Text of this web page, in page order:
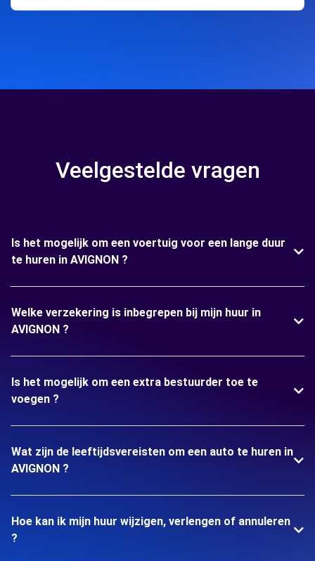
Veelgestelde vragen
Is het mogelijk om een voertuig voor een lange duur
te huren in AVIGNON ?
Welke verzekering is inbegrepen bij mijn huur in
AVIGNON ?
Is het mogelijk om een extra bestuurder toe te
voegen ?
Wat zijn de leeftijdsvereisten om een auto te huren in
AVIGNON ?
Hoe kan ik mijn huur wijzigen, verlengen of annuleren
?